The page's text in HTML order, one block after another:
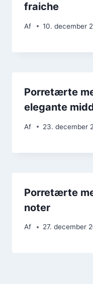
fraiche
Af 10. december
Porretærte
elegante
Af 23. december
Porretærte
noter
Af 27. december